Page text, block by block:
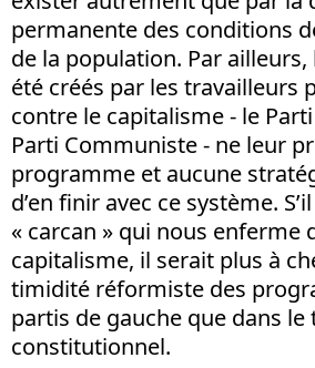
permanente des conditions
de la population. Par
été créés par les travailleurs
contre le capitalisme - le
Parti Communiste - ne leur
programme et aucune
d’en finir avec ce système.
« carcan » qui nous enferme
capitalisme, il serait plus à
timidité réformiste des
partis de gauche que dans le
constitutionnel.